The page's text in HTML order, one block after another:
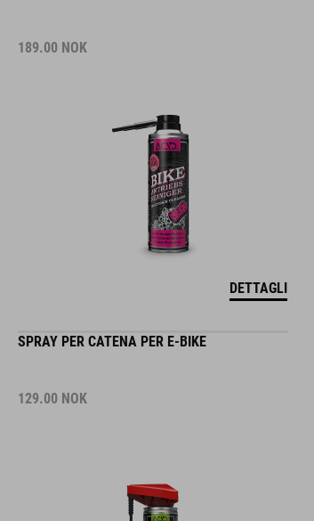
189.00 NOK
DETTAGLI
SPRAY PER CATENA PER E-BIKE
129.00 NOK